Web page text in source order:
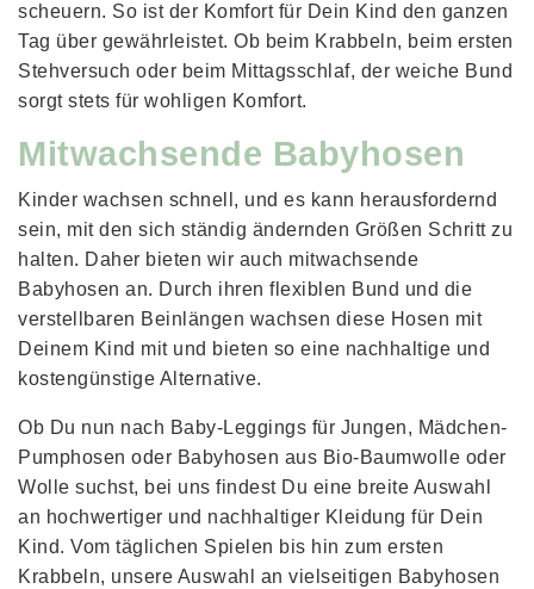
scheuern. So ist der Komfort für Dein Kind den ganzen
Tag über gewährleistet. Ob beim Krabbeln, beim ersten
Stehversuch oder beim Mittagsschlaf, der weiche Bund
sorgt stets für wohligen Komfort.
Mitwachsende Babyhosen
Kinder wachsen schnell, und es kann herausfordernd
sein, mit den sich ständig ändernden Größen Schritt zu
halten. Daher bieten wir auch mitwachsende
Babyhosen an. Durch ihren flexiblen Bund und die
verstellbaren Beinlängen wachsen diese Hosen mit
Deinem Kind mit und bieten so eine nachhaltige und
kostengünstige Alternative.
Ob Du nun nach Baby-Leggings für Jungen, Mädchen-
Pumphosen oder Babyhosen aus Bio-Baumwolle oder
Wolle suchst, bei uns findest Du eine breite Auswahl
an hochwertiger und nachhaltiger Kleidung für Dein
Kind. Vom täglichen Spielen bis hin zum ersten
Krabbeln, unsere Auswahl an vielseitigen Babyhosen